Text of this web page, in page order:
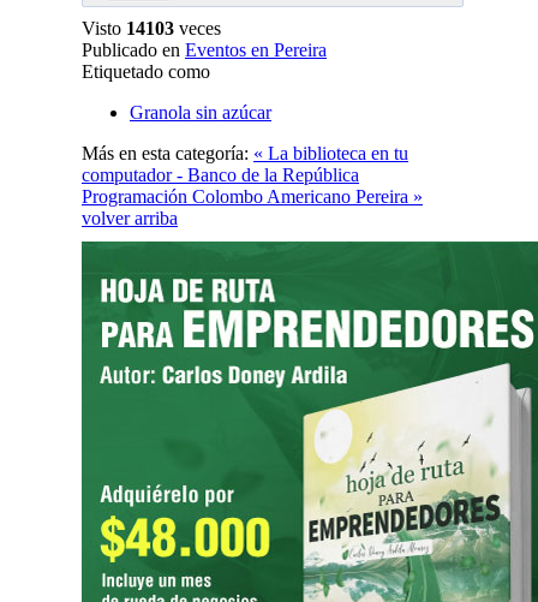
Visto 14103 veces
Publicado en Eventos en Pereira
Etiquetado como
Granola sin azúcar
Más en esta categoría: « La biblioteca en tu
computador - Banco de la República
Programación Colombo Americano Pereira »
volver arriba